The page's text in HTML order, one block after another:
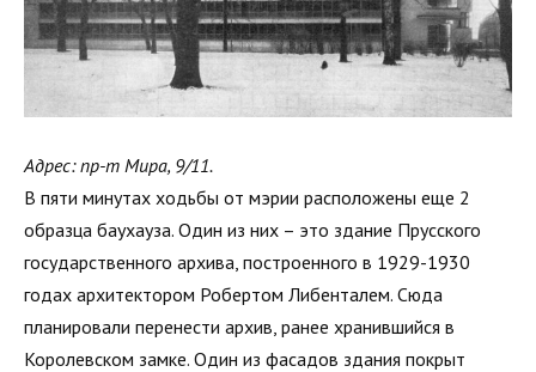
Адрес: пр-т Мира, 9/11.
В пяти минутах ходьбы от мэрии расположены еще 2
образца баухауза. Один из них – это здание Прусского
государственного архива, построенного в 1929-1930
годах архитектором Робертом Либенталем. Сюда
планировали перенести архив, ранее хранившийся в
Королевском замке. Один из фасадов здания покрыт